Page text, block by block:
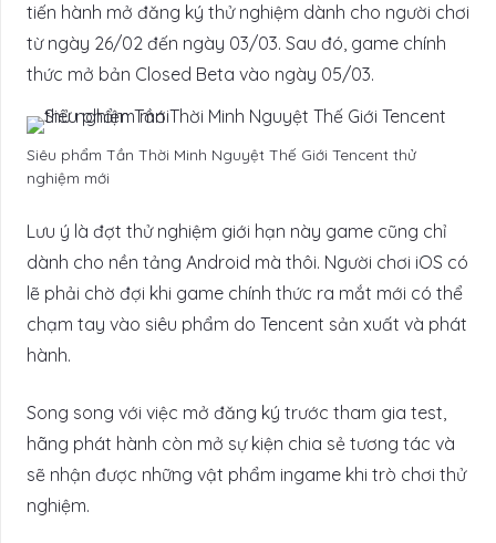
tiến hành mở đăng ký thử nghiệm dành cho người chơi
từ ngày 26/02 đến ngày 03/03. Sau đó, game chính
thức mở bản Closed Beta vào ngày 05/03.
Siêu phẩm Tần Thời Minh Nguyệt Thế Giới Tencent thử
nghiệm mới
Lưu ý là đợt thử nghiệm giới hạn này game cũng chỉ
dành cho nền tảng Android mà thôi. Người chơi iOS có
lẽ phải chờ đợi khi game chính thức ra mắt mới có thể
chạm tay vào siêu phẩm do Tencent sản xuất và phát
hành.
Song song với việc mở đăng ký trước tham gia test,
hãng phát hành còn mở sự kiện chia sẻ tương tác và
sẽ nhận được những vật phẩm ingame khi trò chơi thử
nghiệm.